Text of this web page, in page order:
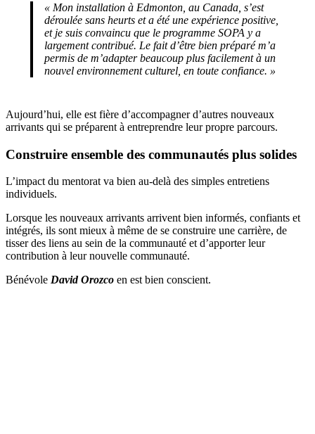
« Mon installation à Edmonton, au Canada, s’est
déroulée sans heurts et a été une expérience positive,
et je suis convaincu que le programme SOPA y a
largement contribué. Le fait d’être bien préparé m’a
permis de m’adapter beaucoup plus facilement à un
nouvel environnement culturel, en toute confiance. »
Aujourd’hui, elle est fière d’accompagner d’autres nouveaux
arrivants qui se préparent à entreprendre leur propre parcours.
Construire ensemble des communautés plus solides
L’impact du mentorat va bien au-delà des simples entretiens
individuels.
Lorsque les nouveaux arrivants arrivent bien informés, confiants et
intégrés, ils sont mieux à même de se construire une carrière, de
tisser des liens au sein de la communauté et d’apporter leur
contribution à leur nouvelle communauté.
Bénévole David Orozco en est bien conscient.